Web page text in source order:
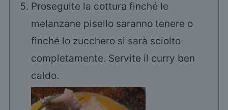
Proseguite la cottura finché le
melanzane pisello saranno tenere o
finché lo zucchero si sarà sciolto
completamente. Servite il curry ben
caldo.